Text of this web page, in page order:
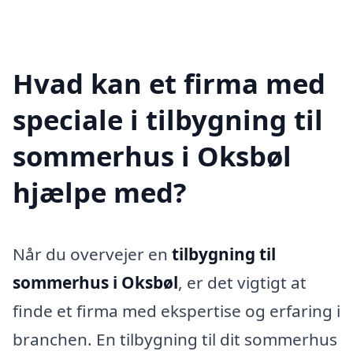
Hvad kan et firma med
speciale i tilbygning til
sommerhus i Oksbøl
hjælpe med?
Når du overvejer en tilbygning til
sommerhus i Oksbøl, er det vigtigt at
finde et firma med ekspertise og erfaring i
branchen. En tilbygning til dit sommerhus